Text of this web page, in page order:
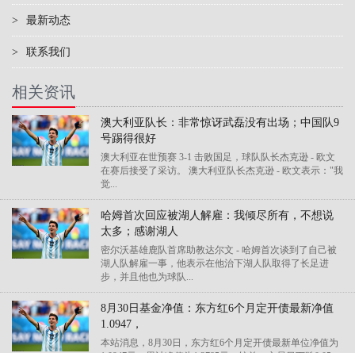
> 最新动态
> 联系我们
相关资讯
澳大利亚队长：非常惊讶武磊没有出场；中国队9
号踢得很好
澳大利亚在世预赛 3-1 击败国足，球队队长杰克逊 - 欧文
在赛后接受了采访。 澳大利亚队长杰克逊 - 欧文表示："我
觉...
哈姆首次回应被湖人解雇：我倾尽所有，不想说
太多；感谢湖人
密尔沃基雄鹿队首席助教达尔文 - 哈姆首次谈到了自己被
湖人队解雇一事，他表示在他治下湖人队取得了长足进
步，并且他也为球队...
8月30日基金净值：东方红6个月定开债最新净值
1.0947，
本站消息，8月30日，东方红6个月定开债最新单位净值为